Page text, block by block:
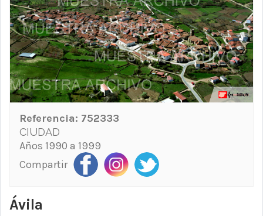
Referencia: 752333
CIUDAD
Años 1990 a 1999
Compartir
Ávila